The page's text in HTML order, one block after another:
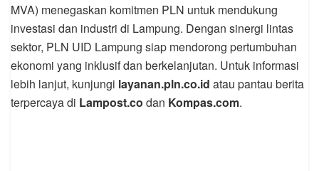
MVA) menegaskan komitmen PLN untuk mendukung
investasi dan industri di Lampung. Dengan sinergi lintas
sektor, PLN UID Lampung siap mendorong pertumbuhan
ekonomi yang inklusif dan berkelanjutan. Untuk informasi
lebih lanjut, kunjungi layanan.pln.co.id atau pantau berita
terpercaya di Lampost.co dan Kompas.com.